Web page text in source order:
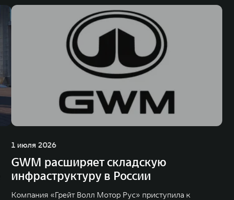
1 июля 2026
GWM расширяет складскую
инфраструктуру в России
Компания «Грейт Волл Мотор Рус» приступила к